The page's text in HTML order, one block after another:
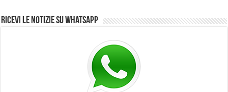
Ricevi le notizie su Whatsapp